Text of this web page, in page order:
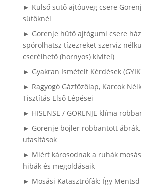
► Külső sütő ajtóüveg csere
sütőknél
► Gorenje hűtő ajtógumi csere
spórolhatsz tízezreket szerviz
cserélhető (hornyos) kivitel)
► Gyakran Ismételt Kérdések
► Ragyogó Gázfőzőlap, Karcok
Tisztítás Első Lépései
► HISENSE / GORENJE klíma
► Gorenje bojler robbantott
utasítások
► Miért károsodnak a ruhák
hibák és megoldásaik
► Mosási Katasztrófák: Így